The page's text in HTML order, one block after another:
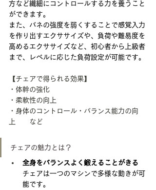
方など繊細にコントロールする力を養うこと
ができます。
また、バネの強度を弱くすることで感覚入力
を作り出すエクササイズや、負荷や難易度を
高めるエクササイズなど、初心者から上級者
まで、レベルに応じた負荷設定が可能です。
【チェアで得られる効果】
・体幹の強化
・柔軟性の向上
・身体のコントロール・バランス能力の向
上　　など
チェアの魅力とは？
全身をバランスよく鍛えることがきる
チェアは一つのマシンで多様な動きが可
能です。